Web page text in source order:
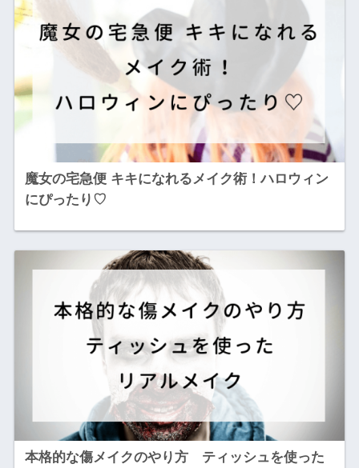
魔女の宅急便 キキになれるメイク術！ハロウィン
にぴったり♡
本格的な傷メイクのやり方 ティッシュを使った